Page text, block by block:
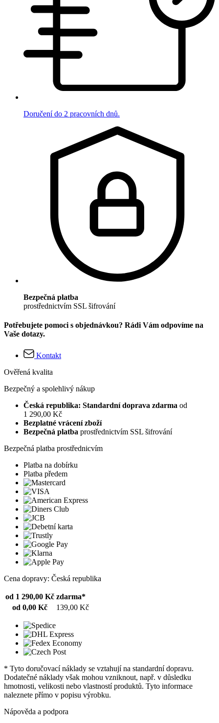
Doručení do 2 pracovních dnů.
Bezpečná platba
prostřednictvím SSL šifrování
Potřebujete pomoci s objednávkou? Rádi Vám odpovíme na
Vaše dotazy.
Kontakt
Ověřená kvalita
Bezpečný a spolehlivý nákup
Česká republika: Standardní doprava zdarma od
1 290,00 Kč
Bezplatné vrácení zboží
Bezpečná platba prostřednictvím SSL šifrování
Bezpečná platba prostřednicvím
Platba na dobírku
Platba předem
Cena dopravy: Česká republika
od 1 290,00 Kč zdarma*
od 0,00 Kč
139,00 Kč
* Tyto doručovací náklady se vztahují na standardní dopravu.
Dodatečné náklady však mohou vzniknout, např. v důsledku
hmotnosti, velikosti nebo vlastností produktů. Tyto informace
naleznete přímo v popisu výrobku.
Nápověda a podpora